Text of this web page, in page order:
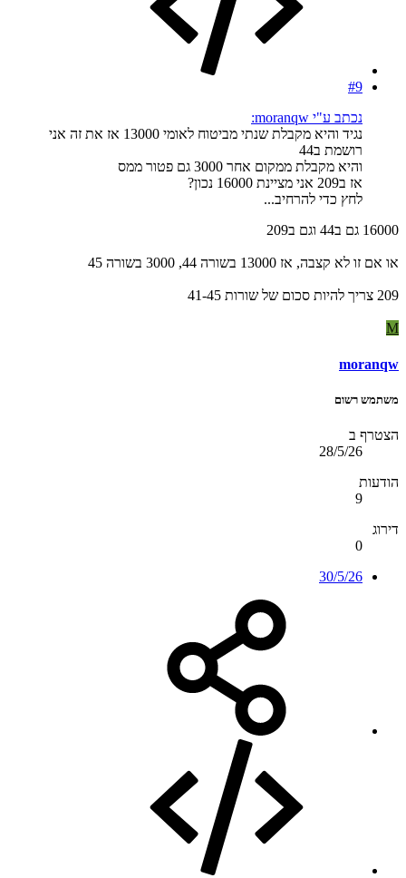
#9
נכתב ע"י moranqw:
נגיד והיא מקבלת שנתי מביטוח לאומי 13000 אז את זה אני
רושמת ב44
והיא מקבלת ממקום אחר 3000 גם פטור ממס
אז ב209 אני מציינת 16000 נכון?
לחץ כדי להרחיב...
16000 גם ב44 וגם ב209
או אם זו לא קצבה, אז 13000 בשורה 44, 3000 בשורה 45
209 צריך להיות סכום של שורות 41-45
M
moranqw
משתמש רשום
הצטרף ב
28/5/26
הודעות
9
דירוג
0
30/5/26